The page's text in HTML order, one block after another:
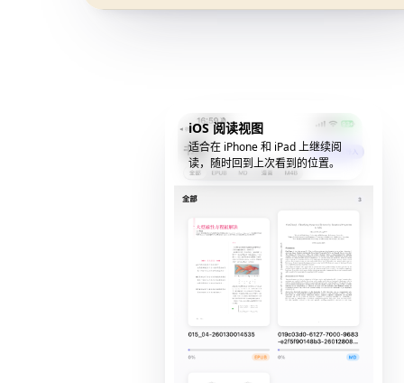
iOS 阅读视图
适合在 iPhone 和 iPad 上继续阅
读，随时回到上次看到的位置。